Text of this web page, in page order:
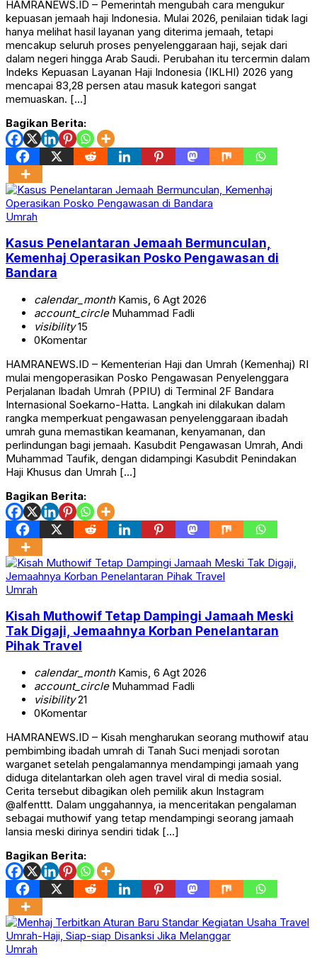
HAMRANEWS.ID – Pemerintah mengubah cara mengukur
kepuasan jemaah haji Indonesia. Mulai 2026, penilaian tidak lagi
hanya melihat hasil layanan yang diterima jemaah, tetapi
mencakup seluruh proses penyelenggaraan haji, sejak dari
dalam negeri hingga Arab Saudi. Perubahan itu tercermin dalam
Indeks Kepuasan Layanan Haji Indonesia (IKLHI) 2026 yang
mencapai 83,28 persen atau masuk kategori sangat
memuaskan. […]
Bagikan Berita:
Umrah
Kasus Penelantaran Jemaah Bermunculan,
Kemenhaj Operasikan Posko Pengawasan di
Bandara
calendar_monthKamis, 6 Agt 2026
account_circleMuhammad Fadli
visibility15
0Komentar
HAMRANEWS.ID – Kementerian Haji dan Umrah (Kemenhaj) RI
mulai mengoperasikan Posko Pengawasan Penyelenggara
Perjalanan Ibadah Umrah (PPIU) di Terminal 2F Bandara
Internasional Soekarno-Hatta. Langkah ini dilakukan dalam
rangka memperkuat pengawasan penyelenggaraan ibadah
umrah guna memastikan keamanan, kenyamanan, dan
perlindungan bagi jemaah. Kasubdit Pengawasan Umrah, Andi
Muhammad Taufik, dengan didampingi Kasubdit Penindakan
Haji Khusus dan Umrah […]
Bagikan Berita:
Umrah
Kisah Muthowif Tetap Dampingi Jamaah Meski
Tak Digaji, Jemaahnya Korban Penelantaran
Pihak Travel
calendar_monthKamis, 6 Agt 2026
account_circleMuhammad Fadli
visibility21
0Komentar
HAMRANEWS.ID – Kisah mengharukan seorang muthowif atau
pembimbing ibadah umrah di Tanah Suci menjadi sorotan
warganet setelah pengalamannya mendampingi jamaah yang
diduga ditelantarkan oleh agen travel viral di media sosial.
Cerita tersebut dibagikan oleh pemilik akun Instagram
@alfenttt. Dalam unggahannya, ia menceritakan pengalaman
sebagai muthowif yang tetap mendampingi seorang jamaah
lansia meski dirinya sendiri tidak […]
Bagikan Berita:
Umrah